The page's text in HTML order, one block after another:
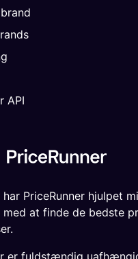
API
har PriceRunner hjulpet
med at finde de bedste